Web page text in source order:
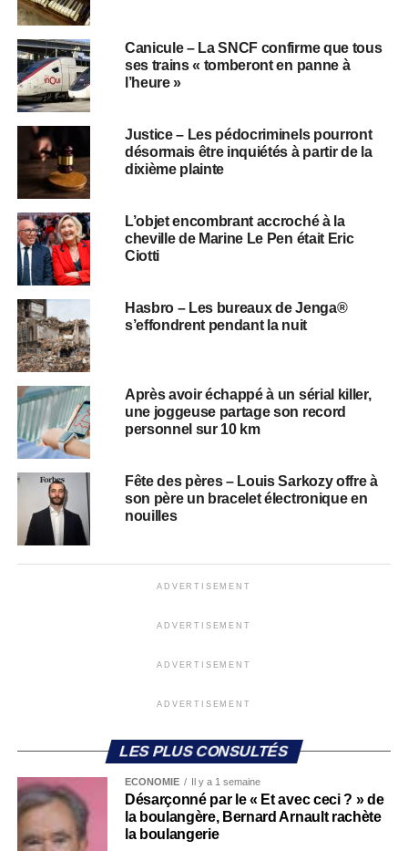
Canicule – La SNCF confirme que tous
ses trains « tomberont en panne à
l’heure »
Justice – Les pédocriminels pourront
désormais être inquiétés à partir de la
dixième plainte
L’objet encombrant accroché à la
cheville de Marine Le Pen était Eric
Ciotti
Hasbro – Les bureaux de Jenga®
s’effondrent pendant la nuit
Après avoir échappé à un sérial killer,
une joggeuse partage son record
personnel sur 10 km
Fête des pères – Louis Sarkozy offre à
son père un bracelet électronique en
nouilles
ADVERTISEMENT
ADVERTISEMENT
ADVERTISEMENT
ADVERTISEMENT
LES PLUS CONSULTÉS
ECONOMIE Il y a 1 semaine
Désarçonné par le « Et avec ceci ? » de
la boulangère, Bernard Arnault rachète
la boulangerie